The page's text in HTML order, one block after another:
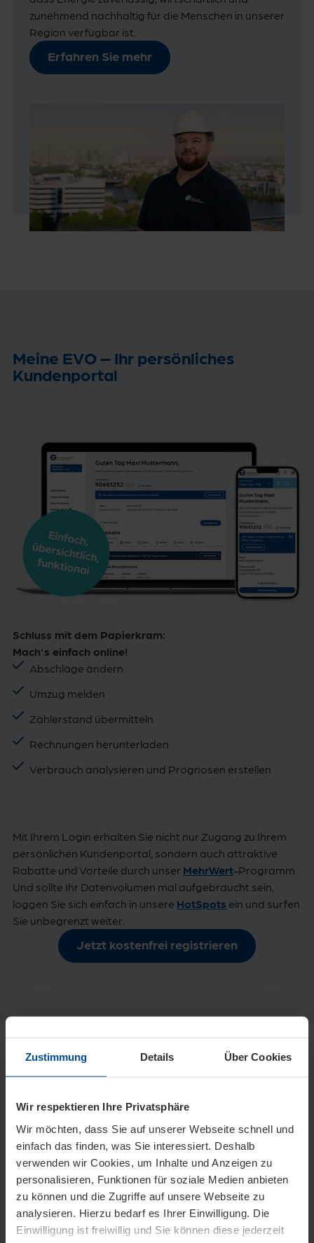
Zustimmung Details Über Cookies
Wir respektieren Ihre Privatsphäre
Wir möchten, dass Sie auf unserer Webseite schnell und
einfach das finden, was Sie interessiert. Deshalb
verwenden wir Cookies, um Inhalte und Anzeigen zu
personalisieren, Funktionen für soziale Medien anbieten
zu können und die Zugriffe auf unsere Webseite zu
analysieren. Hierzu bedarf es Ihrer Einwilligung. Die
Einwilligung ist freiwillig und Sie können diese jederzeit
zunehmend nachhaltig für die Menschen in unserer
Region verfügbar ist.
Erfahren Sie mehr
Meine EVO – Ihr persönliches
Kundenportal
Schluss mit dem Papierkram:
Mach's einfach online!
Abschläge ändern
Umzug melden
Zählerstand übermitteln
Rechnungen herunterladen
Verbrauch analysieren und Prognosen erstellen
Mit Ihrem Login erhalten Sie nicht nur Zugang zu Ihrem
persönlichen Kundenportal, sondern auch attraktive
Rabatte und Vorteile durch unser MehrWert-Programm.
Und sollte Ihr Datenvolumen mal aufgebraucht sein,
loggen Sie sich einfach in unsere HotSpots ein und surfen
Sie unbegrenzt weiter.
Jetzt kostenfrei registrieren
Unseren ganzen Kran jetzt
auf Insta
Wärme & Herz für Offenbach und die
Region – und alle Themen, die Sie
und uns elektrisieren. Folgen Sie EVO
jetzt auf Instagram!